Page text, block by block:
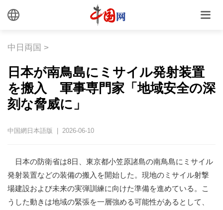
中日両国 >
日本が南鳥島にミサイル発射装置
を搬入 軍事専門家「地域安全の深
刻な脅威に」
中国網日本語版 | 2026-06-10
日本の防衛省は8日、東京都小笠原諸島の南鳥島にミサイル
発射装置などの装備の搬入を開始した。現地のミサイル射撃
場建設および未来の実弾訓練に向けた準備を進めている。こ
うした動きは地域の緊張を一層強める可能性があるとして、